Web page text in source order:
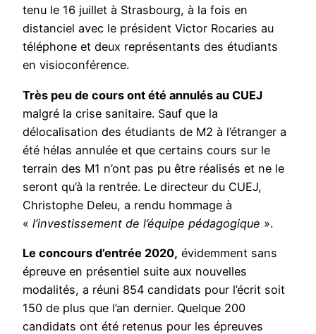
tenu le 16 juillet à Strasbourg, à la fois en
distanciel avec le président Victor Rocaries au
téléphone et deux représentants des étudiants
en visioconférence.
Très peu de cours ont été annulés au CUEJ
malgré la crise sanitaire. Sauf que la
délocalisation des étudiants de M2 à l’étranger a
été hélas annulée et que certains cours sur le
terrain des M1 n’ont pas pu être réalisés et ne le
seront qu’à la rentrée. Le directeur du CUEJ,
Christophe Deleu, a rendu hommage à
« l’investissement de l’équipe pédagogique ».
Le concours d’entrée 2020, évidemment sans
épreuve en présentiel suite aux nouvelles
modalités, a réuni 854 candidats pour l’écrit soit
150 de plus que l’an dernier. Quelque 200
candidats ont été retenus pour les épreuves